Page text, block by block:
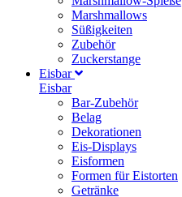
Marshmallows
Süßigkeiten
Zubehör
Zuckerstange
Eisbar
Eisbar
Bar-Zubehör
Belag
Dekorationen
Eis-Displays
Eisformen
Formen für Eistorten
Getränke